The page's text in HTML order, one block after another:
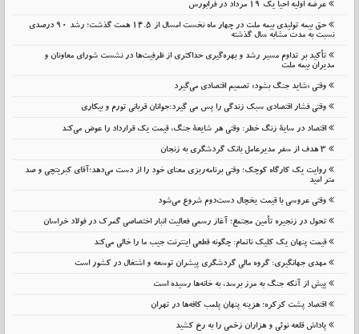
عرضه اولیه احیا یک ۱۹ مرداد در فرابورس
حق بیمه تولیدی بیمه ملت در چهار ماه نخست امسال از 14.5 همت گذشت؛ رشد 90 درصدی
نسبت به مدت مشابه سال گذشته
تأکید بر تداوم مسیر رشد و بهره‌گیری حداکثری از ظرفیت‌ها در نشست شورای معاونان و
مدیران بیمه ملت
وقتی «شاید جنگ بشود» تصمیم اقتصادی می‌گیرد
وقتی فشار اقتصادی سبک زندگی را پس می گیرد:جوانان قربانی تورم و بیکاری
اقتصاد در سایهٔ زنگ خطر: وقتی هر شایعهٔ جنگ، قیمت یک قرارداد را عوض می‌کند
۳ هدف از سفر مدیرعامل بانک گردشگری به زنجان
روایت یک کارگاه کوچک؛ وقتی برنامه‌ریزی معنای خود را از دست می‌دهد؛آقای کبریتچی و صد
متر امید
وقتی عروسی با قیمت یخچال دست‌دوم شروع می‌شود
تحول در زنجیره تأمین مجتمع؛ آغاز رسمی فعالیت انبار اختصاصی گمرک در فولاد خراسان
قیمت پنهان یک کلیک ناتمام: چگونه قطعی اینترنت جیب ما را خالی می‌کند
مهدی جهانگیری: گروه مالی گردشگری پیشران توسعه و اشتغال در کشور است
پیش از آنکه جنگ به مرز برسد، به خانه‌ها رسیده است
اقتصاد پشت کرکره؛ هزینه پنهان پلمب کافه‌ها در تهران
پاداش قلعه نوئی و هزاران زخمی را به رخ کشید